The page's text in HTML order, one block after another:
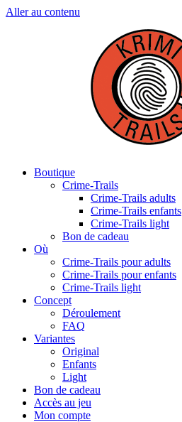
Aller au contenu
Boutique
Crime-Trails
Crime-Trails adults
Crime-Trails enfants
Crime-Trails light
Bon de cadeau
Où
Crime-Trails pour adults
Crime-Trails pour enfants
Crime-Trails light
Concept
Déroulement
FAQ
Variantes
Original
Enfants
Light
Bon de cadeau
Accès au jeu
Mon compte